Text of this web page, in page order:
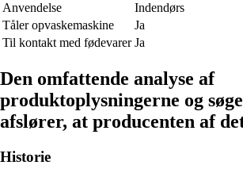
Anvendelse
Indendørs
Tåler opvaskemaskine
Ja
Til kontakt med fødevarer Ja
Den omfattende analyse af
produktoplysningerne og
afslører, at producenten af
Historie